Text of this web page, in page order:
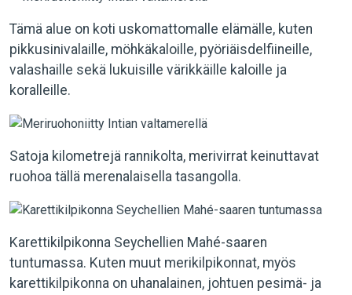
Tämä alue on koti uskomattomalle elämälle, kuten
pikkusinivalaille, möhkäkaloille, pyöriäisdelfiineille,
valashaille sekä lukuisille värikkäille kaloille ja
koralleille.
Satoja kilometrejä rannikolta, merivirrat keinuttavat
ruohoa tällä merenalaisella tasangolla.
Karettikilpikonna Seychellien Mahé-saaren
tuntumassa. Kuten muut merikilpikonnat, myös
karettikilpikonna on uhanalainen, johtuen pesimä- ja